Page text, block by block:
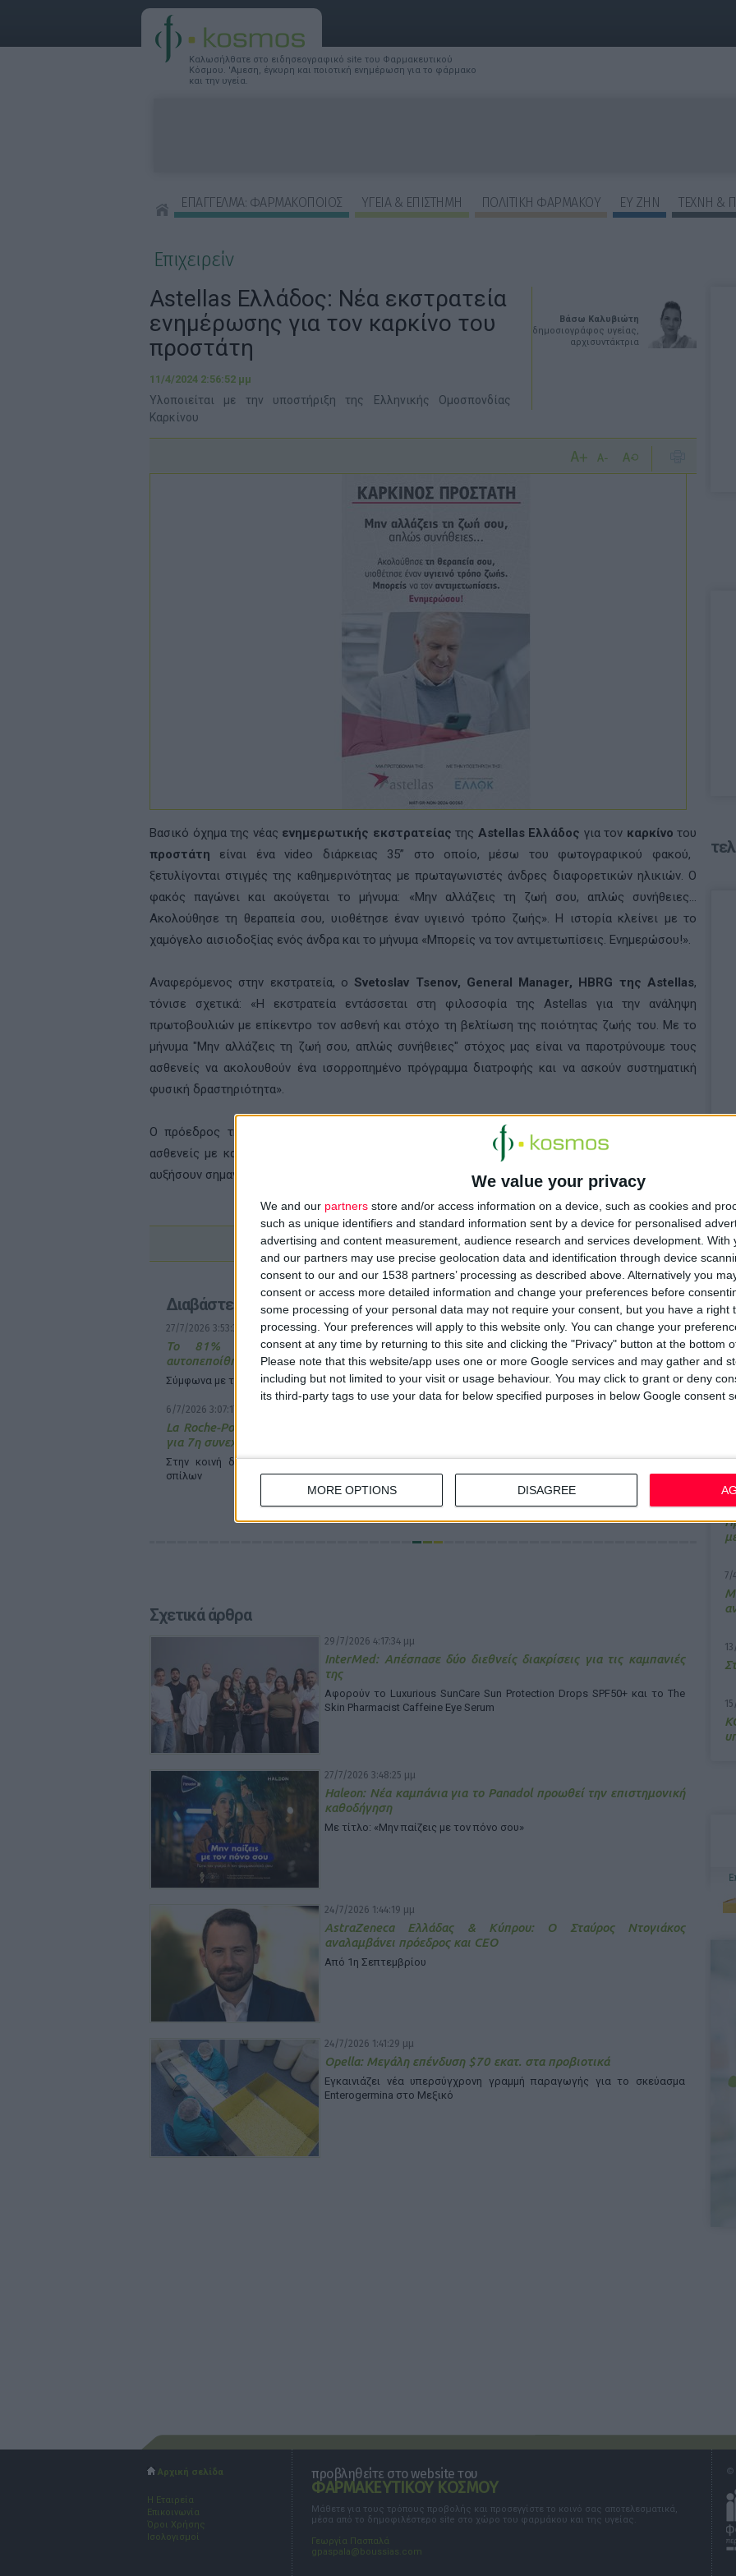
We value your privacy
We and our partners store and/or access information on a device, such as cookies and
such as unique identifiers and standard information sent by a device for personalised
advertising and content measurement, audience research and services development. With
and our partners may use precise geolocation data and identification through device
consent to our and our 1538 partners’ processing as described above. Alternatively you
consent or access more detailed information and change your preferences before
some processing of your personal data may not require your consent, but you have a right
processing. Your preferences will apply to this website only. You can change your
consent at any time by returning to this site and clicking the "Privacy" button at the bottom
Please note that this website/app uses one or more Google services and may gather and
including but not limited to your visit or usage behaviour. You may click to grant or deny
its third-party tags to use your data for below specified purposes in below Google consent
MORE OPTIONS DISAGREE
Καλωσήλθατε στο ειδησεογραφικό site του Φαρμακευτικού
Κόσμου. 'Αμεση, έγκυρη και ποιοτική ενημέρωση για το φάρμακο
και την υγεία.
ΕΠΑΓΓΕΛΜΑ: ΦΑΡΜΑΚΟΠΟΙΟΣ ΥΓΕΙΑ & ΕΠΙΣΤΗΜΗ ΠΟΛΙΤΙΚΗ ΦΑΡΜΑΚΟΥ ΕΥ ΖΗΝ
ΤΕΧΝΗ &
Επιχειρείν
7/
Βάσω Καλυβιώτη
δημοσιογράφος υγείας,
αρχισυντάκτρια
Astellas Ελλάδος: Νέα εκστρατεία
ενημέρωσης για τον καρκίνο του
προστάτη
11/4/2024 2:56:52 μμ
Υλοποιείται με την υποστήριξη της Ελληνικής Ομοσπονδίας
Καρκίνου
Βασικό όχημα της νέας ενημερωτικής εκστρατείας της Astellas Ελλάδος για τον καρκίνο του
προστάτη είναι έναvideo διάρκειας 35” στο οποίο, μέσω του φωτογραφικού φακού,
ξετυλίγονται στιγμές της καθημερινότητας με πρωταγωνιστές άνδρες διαφορετικών ηλικιών. Ο
φακός παγώνει και ακούγεται το μήνυμα: «Μην αλλάζεις τη ζωή σου, απλώς συνήθειες…
Ακολούθησε τη θεραπεία σου, υιοθέτησε έναν υγιεινό τρόπο ζωής». Η ιστορία κλείνει με το
χαμόγελο αισιοδοξίας ενός άνδρα και το μήνυμα «Μπορείς να τον αντιμετωπίσεις. Ενημερώσου!».
Αναφερόμενος στην εκστρατεία, ο Svetoslav Tsenov, General Manager, HBRG τηςAstellas,
τόνισε σχετικά: «Η εκστρατεία εντάσσεται στη φιλοσοφία της Astellas για την ανάληψη
πρωτοβουλιών με επίκεντρο τον ασθενή και στόχο τη βελτίωση της ποιότητας ζωής του. Με το
μήνυμα "Μην αλλάζεις τη ζωή σου, απλώς συνήθειες" στόχος μας είναι να παροτρύνουμε τους
ασθενείς να ακολουθούν ένα ισορροπημένο πρόγραμμα διατροφής και να ασκούν συστηματική
φυσική δραστηριότητα».
Ο πρόεδρος της Ελληνικής Ομοσπονδίας Καρκίνου, Γ. Καπετανάκης
ασθενείς με καρκίνο του προστάτη μπορούν με μικρές αλλαγές στις καθημερινές συνήθειες να
αυξήσουν σημαντικά τις πιθανότητες καλύτερης έκβασης στη θεραπεία».
Διαβάστε επίσης
27/7/2026 3:53:37 μμ
Το 81% των φαρμακοποιών αισθάνεται
αυτοπεποίθηση στην επιλογή OTC
Σύμφωνα µε τη Διεθνή Φαρμακευτική Ομοσπονδία
6/7/2026 3:07:17 μμ
La Roche-Posay & «ΑγκαλιάΖΩ»: Συνεργάζονται
για 7η συνεχόμενη χρονιά
Στην κοινή δράση πρόληψης και δωρεάν ελέγχου
σπίλων
Σχετικά άρθρα
29/7/2026 4:17:34 μμ
InterMed: Απέσπασε δύο διεθνείς διακρίσεις για τις καμπανιές
της
Αφορούν το Luxurious SunCare Sun Protection Drops SPF50+ και το The
Skin Pharmacist Caffeine Eye Serum
27/7/2026 3:48:25 μμ
Haleon: Νέα καμπάνια για το Panadol προωθεί την επιστημονική
καθοδήγηση
Με τίτλο: «Μην παίζεις με τον πόνο σου»
24/7/2026 1:44:19 μμ
AstraZeneca Ελλάδας & Κύπρου: Ο Σταύρος Ντογιάκος
αναλαμβάνει πρόεδρος και CEO
Από 1η Σεπτεμβρίου
24/7/2026 1:41:29 μμ
Opella: Μεγάλη επένδυση $70 εκατ. στα προβιοτικά
Εγκαινιάζει νέα υπερσύγχρονη γραμμή παραγωγής για το σκεύασμα
Enterogermina στο Μεξικό
Αρχική σελίδα
Η Εταιρεία
Επικοινωνία
Όροι Χρήσης
Ισολογισμοί
προβληθείτε στο website του
ΦΑΡΜΑΚΕΥΤΙΚΟΥ ΚΟΣΜΟΥ
Μάθετε για τους τρόπους προβολής και προσεγγίστε το κοινό σας αποτελεσματικά,
μέσα από το δημοφιλέστερο site στο χώρο του φαρμάκου και της υγείας.
Γεωργία Πασπαλά
gpaspala@boussias.com
©